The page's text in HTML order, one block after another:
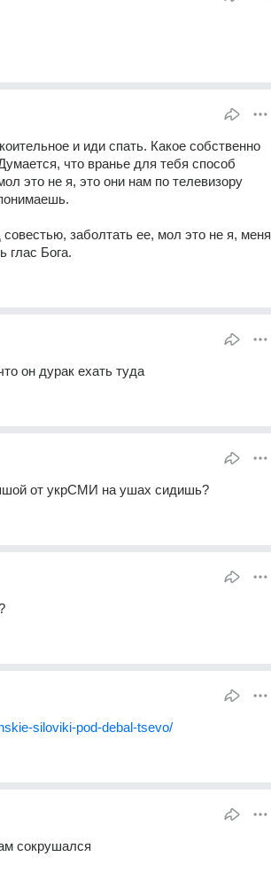
и иди спать. Какое собственно
что вранье для тебя способ
это не я, это они нам по телевизору
заболтать ее, мол это не я, меня
глас Бога.
он дурак ехать туда
от укрСМИ на ушах сидишь?
siloviki-pod-debal-tsevo/
сокрушался